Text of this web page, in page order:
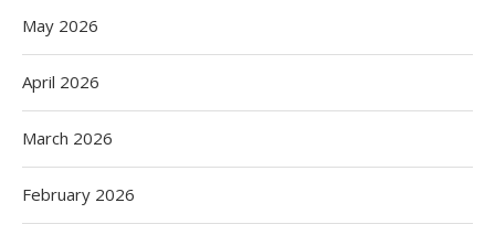
May 2026
April 2026
March 2026
February 2026